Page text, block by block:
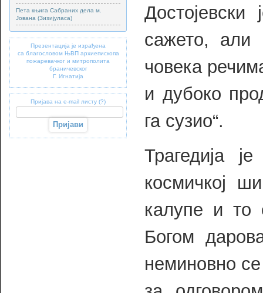
Пета књига Сабраних дела м.
Јована (Зизијуласа)
Презентација је израђена
са благословом ЊВП архиепископа
пожаревачког и митрополита
браничевског
Г. Игнатија
Пријава на e-mail листу (?)
сажето, али
човека
и дубоко
га сузио“.
Трагедија
космичкој
калупе и то
Богом
неминовно се